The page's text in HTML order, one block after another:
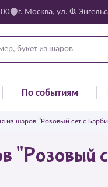
г. Москва, ул. Ф.
По событиям
из шаров "Розовый сет с
"Розовый